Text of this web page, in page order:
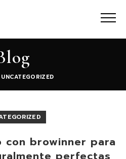
UNCATEGORIZED
browinner para
perfectas